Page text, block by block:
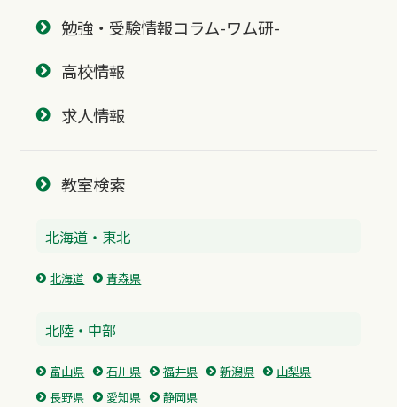
勉強・受験情報コラム-ワム研-
高校情報
求人情報
教室検索
北海道・東北
北海道 青森県
北陸・中部
富山県 石川県 福井県 新潟県
山梨県
長野県
愛知県 静岡県